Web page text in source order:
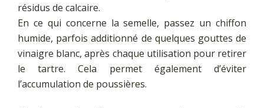
résidus de calcaire.
En ce qui concerne la semelle, passez un chiffon
humide, parfois additionné de quelques gouttes de
vinaigre blanc, après chaque utilisation pour retirer
le tartre. Cela permet également d’éviter
l’accumulation de poussières.